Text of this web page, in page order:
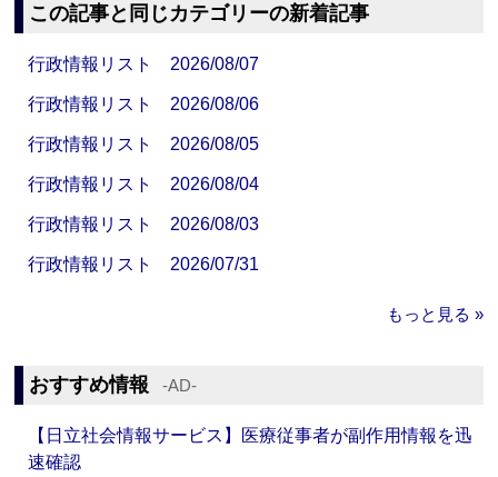
この記事と同じカテゴリーの新着記事
行政情報リスト 2026/08/07
行政情報リスト 2026/08/06
行政情報リスト 2026/08/05
行政情報リスト 2026/08/04
行政情報リスト 2026/08/03
行政情報リスト 2026/07/31
もっと見る »
おすすめ情報 ‐AD‐
【日立社会情報サービス】医療従事者が副作用情報を迅
速確認